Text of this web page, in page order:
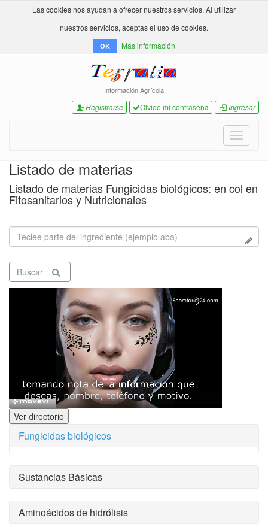
Las cookies nos ayudan a ofrecer nuestros servicios. Al utilizar
nuestros servicios, aceptas el uso de cookies.
OK Más información
Información Agrícola
Registrarse Olvide mi contraseña Ingresar
Toggle
Listado de materias
Listado de materias Fungicidas biológicos: en col en
Fitosanitarios y Nutricionales
Buscar
Ver directorio
Fungicidas biológicos
Sustancias Básicas
Aminoácidos de hidrólisis